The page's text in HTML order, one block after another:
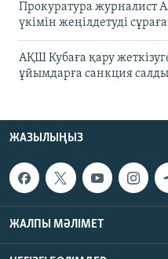
Прокуратура журналист
үкімін жеңілдетуді
АҚШ Кубаға қару
ұйымдарға санкция салды
ЖАЗЫЛЫҢЫЗ
ЖАЛПЫ МӘЛІМЕТ